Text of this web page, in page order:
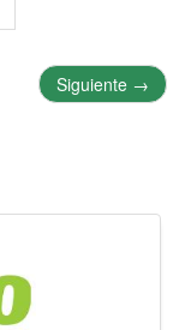
Siguiente →